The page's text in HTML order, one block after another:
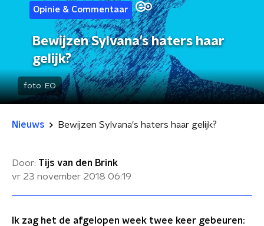
Opinie & Commentaar
Bewijzen Sylvana's haters haar
gelijk?
foto: EO
Nieuws Bewijzen Sylvana's haters haar gelijk?
Door: Tijs van den Brink
vr 23 november 2018 06:19
Ik zag het de afgelopen week twee keer gebeuren: